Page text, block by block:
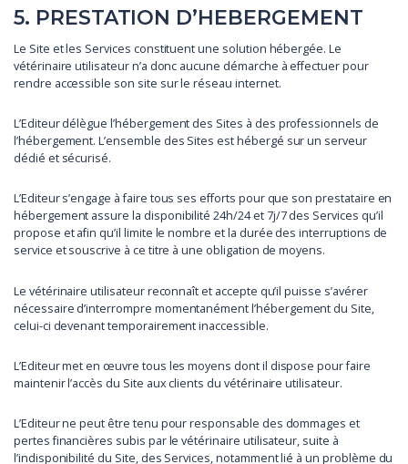
5. PRESTATION D’HEBERGEMENT
Le Site et les Services constituent une solution hébergée. Le
vétérinaire utilisateur n’a donc aucune démarche à effectuer pour
rendre accessible son site sur le réseau internet.
L’Editeur délègue l’hébergement des Sites à des professionnels de
l’hébergement. L’ensemble des Sites est hébergé sur un serveur
dédié et sécurisé.
L’Editeur s’engage à faire tous ses efforts pour que son prestataire en
hébergement assure la disponibilité 24h/24 et 7j/7 des Services qu’il
propose et afin qu’il limite le nombre et la durée des interruptions de
service et souscrive à ce titre à une obligation de moyens.
Le vétérinaire utilisateur reconnaît et accepte qu’il puisse s’avérer
nécessaire d’interrompre momentanément l’hébergement du Site,
celui-ci devenant temporairement inaccessible.
L’Editeur met en œuvre tous les moyens dont il dispose pour faire
maintenir l’accès du Site aux clients du vétérinaire utilisateur.
L’Editeur ne peut être tenu pour responsable des dommages et
pertes financières subis par le vétérinaire utilisateur, suite à
l’indisponibilité du Site, des Services, notamment lié à un problème du